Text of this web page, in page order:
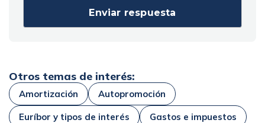
Otros temas de interés:
Amortización Autopromoción
Euríbor y tipos de interés Gastos e impuestos